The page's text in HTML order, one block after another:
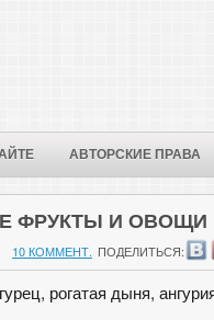
АВТОРСКИЕ ПРАВА
ФРУКТЫ И ОВОЩИ
10 КОММЕНТ. ПОДЕЛИТЬСЯ:
рогатая дыня,